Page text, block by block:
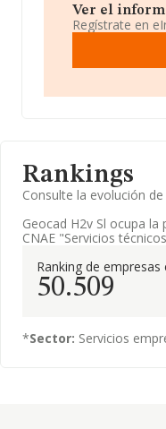
Ver el
Regístrate en
Rankings
Consulte la evolución
Geocad H2v Sl ocupa la
CNAE "Servicios
Ranking de empresas
50.509
*Sector: Servicios